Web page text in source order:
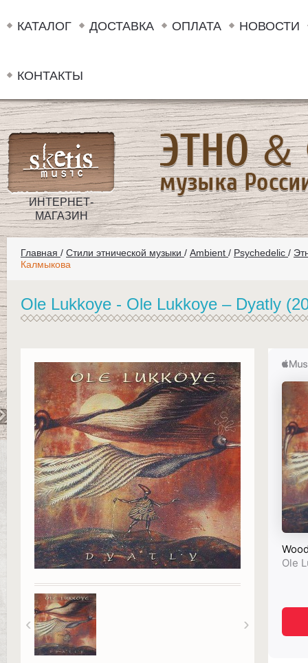
КАТАЛОГ ДОСТАВКА ОПЛАТА НОВОСТИ
КОНТАКТЫ
ИНТЕРНЕТ-
МАГАЗИН
Главная / Стили этнической музыки / Ambient / Psychedelic /
Калмыкова
Ole Lukkoye - Ole Lukkoye ‎– Dyatly
‹ ›